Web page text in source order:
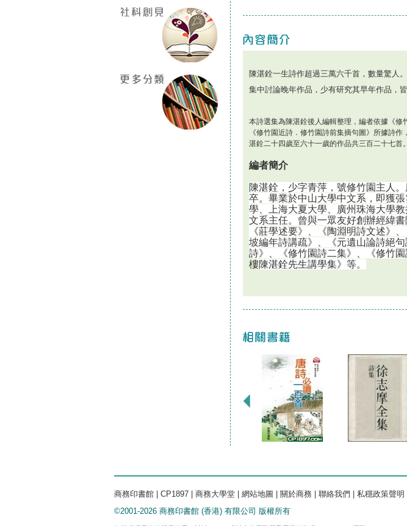
陳湛銓一生詩作超過三萬六千首，數量驚人
集中討論晚年作品，少有研究其早年作品，
本詩選集為陳湛銓後人編輯整理，編者依據《
《修竹園近詩．修竹園詩前集摘句圖》所據詩
湛銓二十四歲至六十一歲的作品共三百二十七首
編者簡介
陳湛銓，少字青萍，號修竹園主人
卒。畢業於中山大學中文系，即獲
學、上海大夏大學、廣州珠海大學
文系主任。曾與一眾友好創辦經緯
《莊學述要》、《陶淵明詩文述》
坡編年詩講疏》、《元遺山論詩絕
詩》、《修竹園詩二集》、《修竹
樓陳湛銓先生講學集》等。
商務印書館 CP1897 商務大學堂 網站地圖 關於商務 聯絡我們 私穩政策聲明
©2001-2026 商務印書館 (香港) 有限公司 版權所有